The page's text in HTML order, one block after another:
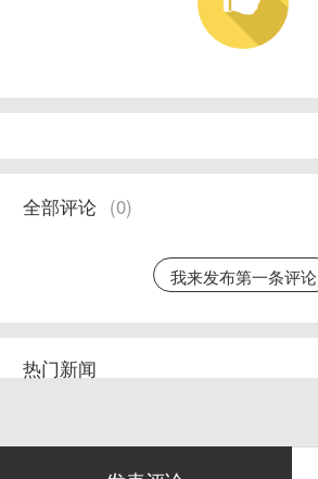
全部评论 (0)
我来发布第一条评论
热门新闻